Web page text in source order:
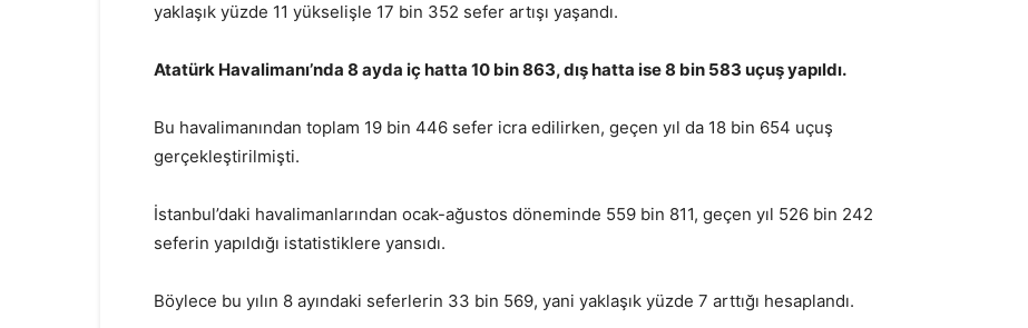
yaklaşık yüzde 11 yükselişle 17 bin 352 sefer artışı yaşandı.
Atatürk Havalimanı’nda 8 ayda iç hatta 10 bin 863, dış hatta ise 8 bin 583 uçuş yapıldı.
Bu havalimanından toplam 19 bin 446 sefer icra edilirken, geçen yıl da 18 bin 654 uçuş
gerçekleştirilmişti.
İstanbul’daki havalimanlarından ocak-ağustos döneminde 559 bin 811, geçen yıl 526 bin 242
seferin yapıldığı istatistiklere yansıdı.
Böylece bu yılın 8 ayındaki seferlerin 33 bin 569, yani yaklaşık yüzde 7 arttığı hesaplandı.